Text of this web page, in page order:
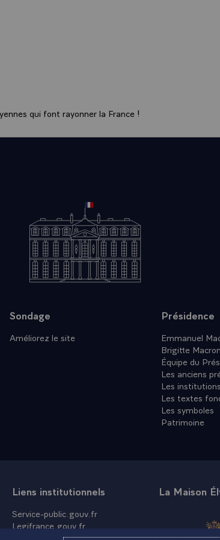
et les générations qui suivent.
qui font rayonner la France !
Sondage
Améliorez le site
Présidence
Emmanuel
Brigitte Macron
Équipe du
Les anciens
Les institutions
Les textes
Les symboles
Patrimoine
Liens institutionnels
Service-public.gouv.fr
Legifrance.gouv.fr
La Maison